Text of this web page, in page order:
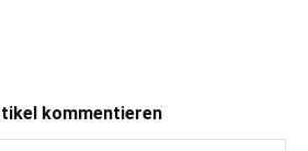
kommentieren